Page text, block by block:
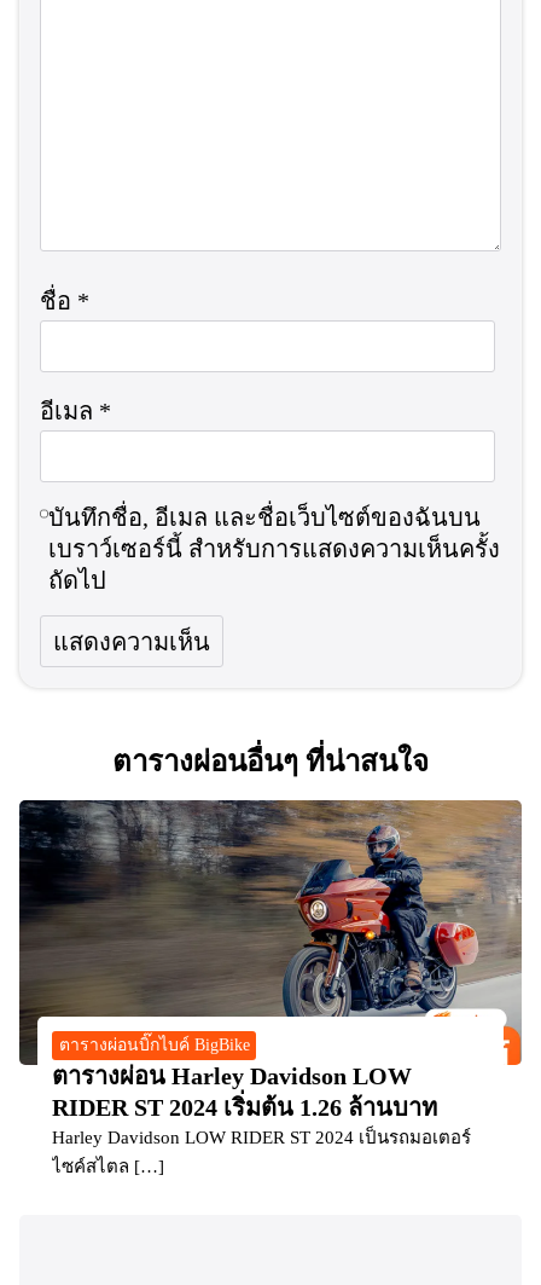
ชื่อ *
อีเมล *
บันทึกชื่อ, อีเมล และชื่อเว็บไซต์ของฉันบน
เบราว์เซอร์นี้ สำหรับการแสดงความเห็นครั้ง
ถัดไป
ตารางผ่อนอื่นๆ ที่น่าสนใจ
ตารางผ่อนบิ๊กไบค์ BigBike
ตารางผ่อน Harley Davidson LOW
RIDER ST 2024 เริ่มต้น 1.26 ล้านบาท
Harley Davidson LOW RIDER ST 2024 เป็นรถมอเตอร์
ไซค์สไตล […]